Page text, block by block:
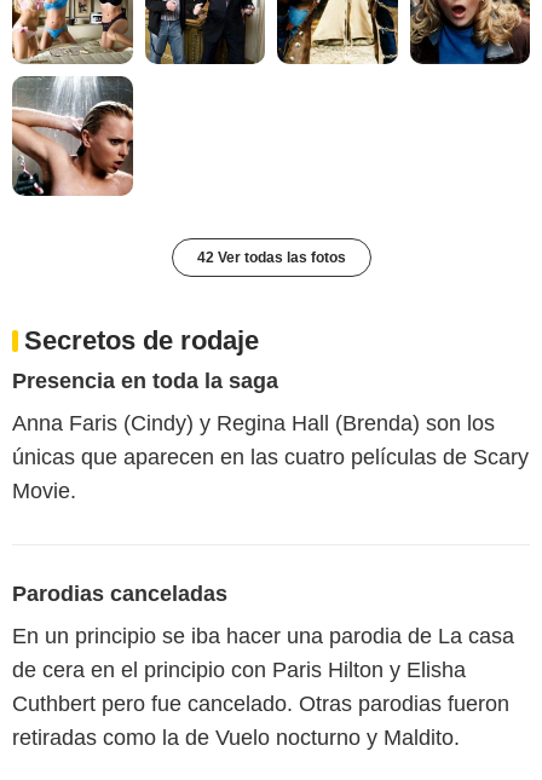
42 Ver todas las fotos
Secretos de rodaje
Presencia en toda la saga
Anna Faris (Cindy) y Regina Hall (Brenda) son los
únicas que aparecen en las cuatro películas de Scary
Movie.
Parodias canceladas
En un principio se iba hacer una parodia de La casa
de cera en el principio con Paris Hilton y Elisha
Cuthbert pero fue cancelado. Otras parodias fueron
retiradas como la de Vuelo nocturno y Maldito.